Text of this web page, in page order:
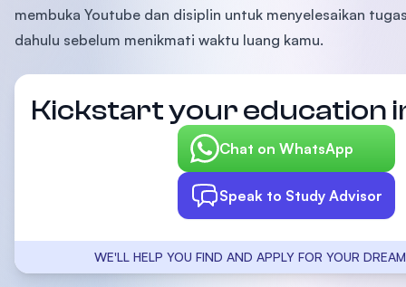
membuka Youtube dan disiplin untuk menyelesaikan
dahulu sebelum menikmati waktu luang kamu.
Kickstart your education
Chat on WhatsApp
Speak to Study Advisor
WE'LL HELP YOU FIND AND APPLY FOR YOUR